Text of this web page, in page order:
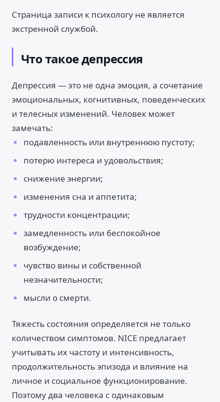
Страница записи к психологу не является
экстренной службой.
Что такое депрессия
Депрессия — это не одна эмоция, а сочетание
эмоциональных, когнитивных, поведенческих
и телесных изменений. Человек может
замечать:
подавленность или внутреннюю пустоту;
потерю интереса и удовольствия;
снижение энергии;
изменения сна и аппетита;
трудности концентрации;
замедленность или беспокойное
возбуждение;
чувство вины и собственной
незначительности;
мысли о смерти.
Тяжесть состояния определяется не только
количеством симптомов. NICE предлагает
учитывать их частоту и интенсивность,
продолжительность эпизода и влияние на
личное и социальное функционирование.
Поэтому два человека с одинаковым